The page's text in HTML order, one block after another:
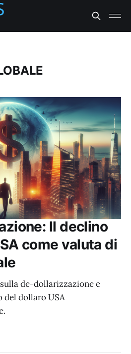
Il declino
come valuta di
de-dollarizzazione e
del dollaro USA